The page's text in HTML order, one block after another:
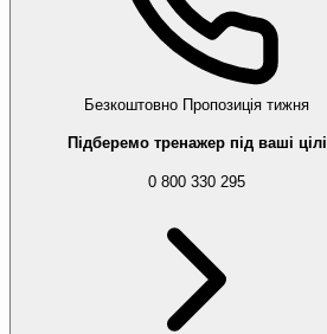
Безкоштовно Пропозиція тижня
Підберемо тренажер під ваші цілі
0 800 330 295